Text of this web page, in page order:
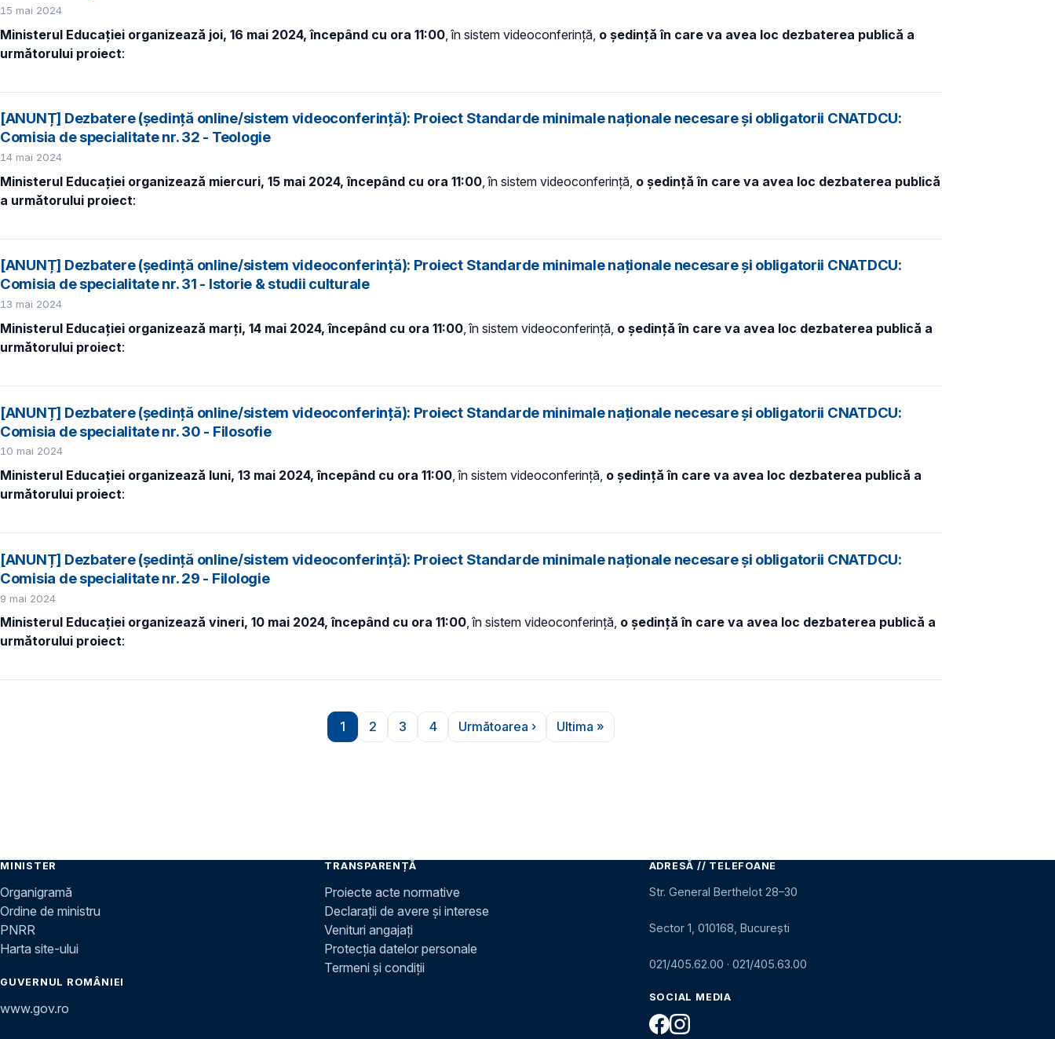
15 mai 2024
Ministerul Educației organizează joi, 16 mai 2024, începând cu ora 11:00 , în sistem videoconferință, o ședință în care va avea loc dezbaterea publică a
următorului proiect:
[ANUNȚ] Dezbatere (ședință online/sistem videoconferință): Proiect Standarde minimale naționale necesare și obligatorii CNATDCU:
Comisia de specialitate nr. 32 - Teologie
14 mai 2024
Ministerul Educației organizează miercuri, 15 mai 2024, începând cu ora 11:00 , în sistem videoconferință, o ședință în care va avea loc dezbaterea publică
a următorului proiect:
[ANUNȚ] Dezbatere (ședință online/sistem videoconferință): Proiect Standarde minimale naționale necesare și obligatorii CNATDCU:
Comisia de specialitate nr. 31 - Istorie & studii culturale
13 mai 2024
Ministerul Educației organizează marți, 14 mai 2024, începând cu ora 11:00, în sistem videoconferință, o ședință în care va avea loc dezbaterea publică a
următorului proiect:
[ANUNȚ] Dezbatere (ședință online/sistem videoconferință): Proiect Standarde minimale naționale necesare și obligatorii CNATDCU:
Comisia de specialitate nr. 30 - Filosofie
10 mai 2024
Ministerul Educației organizează luni, 13 mai 2024, începând cu ora 11:00, în sistem videoconferință, o ședință în care va avea loc dezbaterea publică a
următorului proiect:
[ANUNȚ] Dezbatere (ședință online/sistem videoconferință): Proiect Standarde minimale naționale necesare și obligatorii CNATDCU:
Comisia de specialitate nr. 29 - Filologie
9 mai 2024
Ministerul Educației organizează vineri, 10 mai 2024, începând cu ora 11:00, în sistem videoconferință, o ședință în care va avea loc dezbaterea publică a
următorului proiect:
Pagina
1
Pagina
2
Pagina
3
Pagina
4
Pagina următoare
Următoarea ›
Ultima pagină
Ultima »
MINISTER
Organigramă
Ordine de ministru
PNRR
Harta site-ului
GUVERNUL ROMÂNIEI
www.gov.ro
TRANSPARENȚĂ
Proiecte acte normative
Declarații de avere și interese
Venituri angajați
Protecția datelor personale
Termeni și condiții
ADRESĂ // TELEFOANE
Str. General Berthelot 28–30
Sector 1, 010168, București
021/405.62.00 · 021/405.63.00
SOCIAL MEDIA